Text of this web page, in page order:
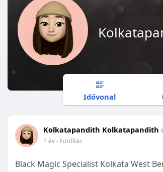
Idővonal
Kolkatapandith Kolkatapandith
1 év- Fordítás
Black Magic Specialist Kolkata West